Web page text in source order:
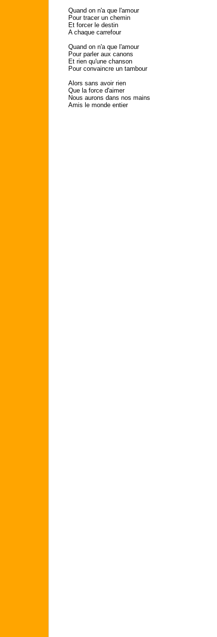
Quand on n'a que l'amour
Pour tracer un chemin
Et forcer le destin
A chaque carrefour
Quand on n'a que l'amour
Pour parler aux canons
Et rien qu'une chanson
Pour convaincre un tambour
Alors sans avoir rien
Que la force d'aimer
Nous aurons dans nos mains
Amis le monde entier